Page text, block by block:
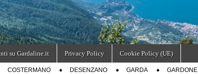
su Gardaline.it Privacy Policy Cookie Policy (UE)
COSTERMANO DESENZANO GARDA GARDONE